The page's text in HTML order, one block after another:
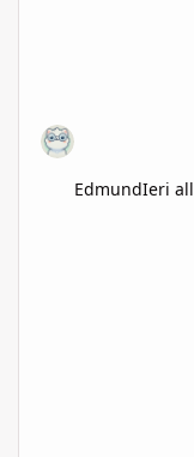
EdmundIeri